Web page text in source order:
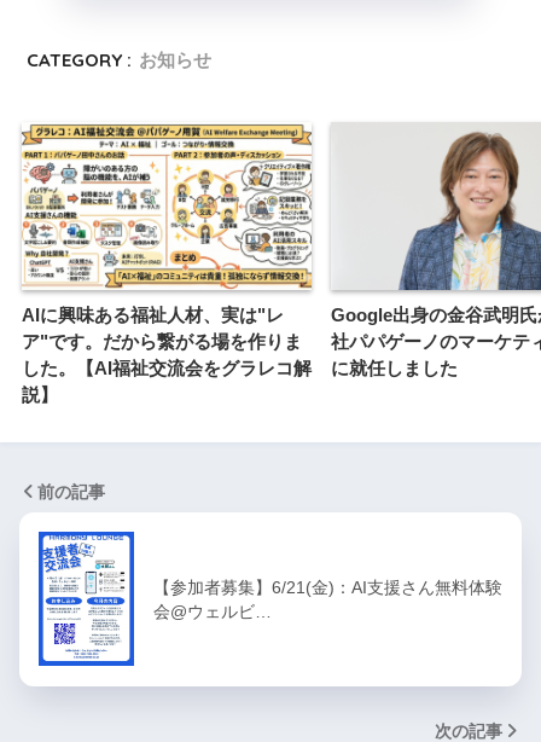
CATEGORY : お知らせ
AIに興味ある福祉人材、実は"レ
ア"です。だから繋がる場を作りま
した。【AI福祉交流会をグラレコ解
説】
Google出身の金谷武明
社パパゲーノのマーケテ
に就任しました
前の記事
【参加者募集】6/21(金)：AI支援さん無料体験
会@ウェルビ…
次の記事